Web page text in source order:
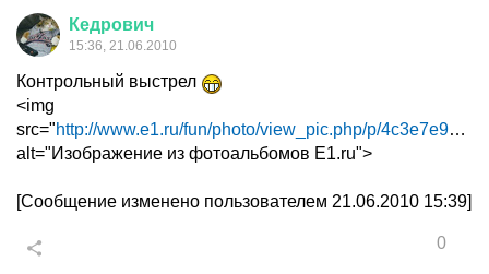
Кедрович
15:36, 21.06.2010
Контрольный выстрел
<img
src="http://www.e1.ru/fun/photo/view_pic.php/p/4c3e7e95...
alt="Изображение из фотоальбомов E1.ru">
[Сообщение изменено пользователем 21.06.2010 15:39]
0